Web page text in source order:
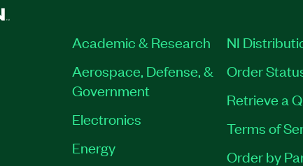
Academic & Research
Aerospace, Defense, &
Government
Electronics
Energy
NI
Order
Retrieve a
Terms of
Order by